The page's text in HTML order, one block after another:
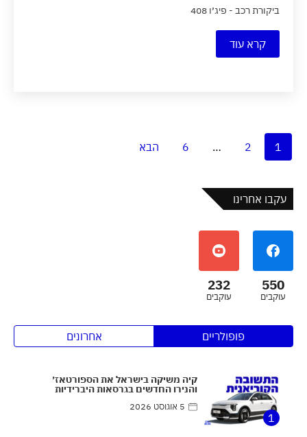
ביקורת רכב - פיג׳ו 408
קרא עוד
1
2
…
6 הבא
עקבו אחרינו
550
עוקבים
232
עוקבים
פופולריים אחרונים
1
קיה משיקה בישראל את הספורטאז׳
והנירו החדשים בגרסאות היברידיות
5 אוגוסט 2026